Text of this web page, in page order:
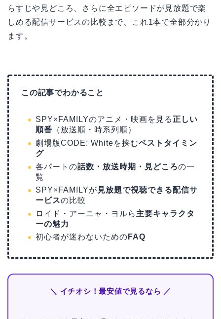
らすじや見どころ、さらに全エピソードが見放題で楽
しめる配信サービスの比較まで、これ1本で全部分かり
ます。
この記事でわかること
SPY×FAMILYのアニメ・映画を見る 正しい
順番 （放送順・時系列順）
劇場版CODE: Whiteを挟むベストタイミン
グ
各パートの話数・放送時期・見どころの一
覧
SPY×FAMILYが 見放題で視聴できる配信サ
ービスの比較
ロイド・アーニャ・ヨルら 主要キャラクタ
ーの魅力
初心者が迷わないための FAQ
＼ イチオシ！最安値で見るなら ／